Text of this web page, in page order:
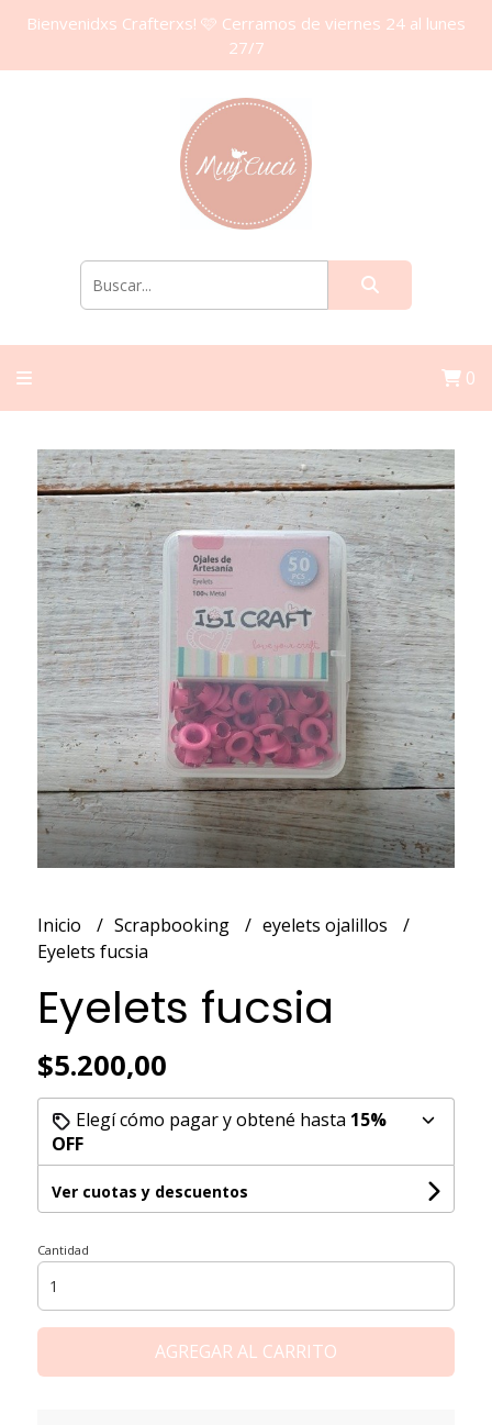
Bienvenidxs Crafterxs! 🩷 Cerramos de viernes 24 al lunes
27/7
0
Inicio Scrapbooking
eyelets ojalillos
Eyelets fucsia
Eyelets fucsia
$5.200,00
Elegí cómo pagar y obtené hasta 15%
OFF
Ver cuotas y descuentos
Cantidad
AGREGAR AL CARRITO